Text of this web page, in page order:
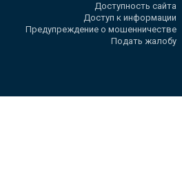
Доступность сайта
Доступ к информации
Предупреждение о мошенничестве
Подать жалобу